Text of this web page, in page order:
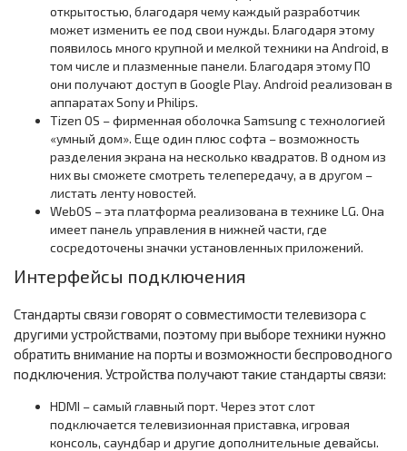
открытостью, благодаря чему каждый разработчик
может изменить ее под свои нужды. Благодаря этому
появилось много крупной и мелкой техники на Android, в
том числе и плазменные панели. Благодаря этому ПО
они получают доступ в Google Play. Android реализован в
аппаратах Sony и Philips.
Tizen OS – фирменная оболочка Samsung с технологией
«умный дом». Еще один плюс софта – возможность
разделения экрана на несколько квадратов. В одном из
них вы сможете смотреть телепередачу, а в другом –
листать ленту новостей.
WebOS – эта платформа реализована в технике LG. Она
имеет панель управления в нижней части, где
сосредоточены значки установленных приложений.
Интерфейсы подключения
Стандарты связи говорят о совместимости телевизора с
другими устройствами, поэтому при выборе техники нужно
обратить внимание на порты и возможности беспроводного
подключения. Устройства получают такие стандарты связи:
HDMI – самый главный порт. Через этот слот
подключается телевизионная приставка, игровая
консоль, саундбар и другие дополнительные девайсы.